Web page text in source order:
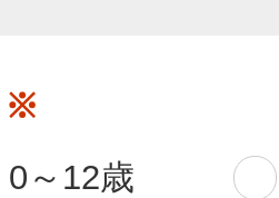
※
0～12歳